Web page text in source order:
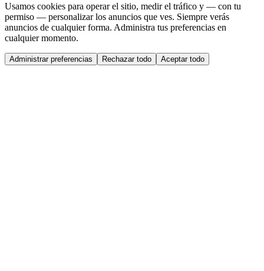
Usamos cookies para operar el sitio, medir el tráfico y — con tu
permiso — personalizar los anuncios que ves. Siempre verás
anuncios de cualquier forma. Administra tus preferencias en
cualquier momento.
Administrar preferencias Rechazar todo Aceptar todo